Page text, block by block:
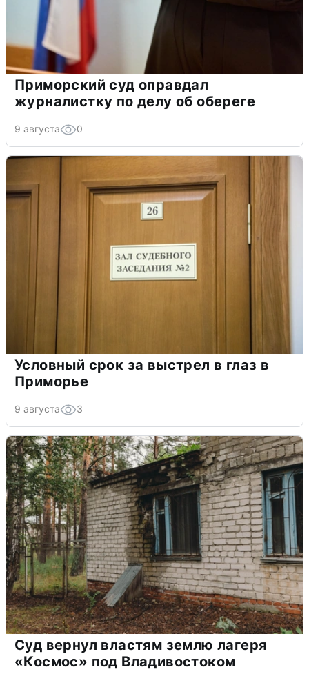
Приморский суд оправдал
журналистку по делу об обереге
9 августа 0
Условный срок за выстрел в глаз в
Приморье
9 августа 3
Суд вернул властям землю лагеря
«Космос» под Владивостоком